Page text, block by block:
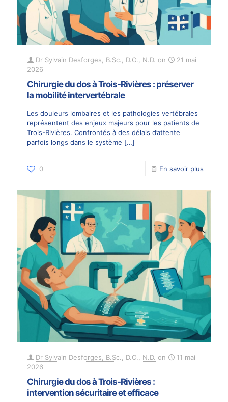
Dr Sylvain Desforges, B.Sc., D.O., N.D. on
21 mai
2026
Chirurgie du dos à Trois-Rivières : préserver
la mobilité intervertébrale
Les douleurs lombaires et les pathologies vertébrales
représentent des enjeux majeurs pour les patients de
Trois-Rivières. Confrontés à des délais d’attente
parfois longs dans le système […]
0 En savoir plus
Dr Sylvain Desforges, B.Sc., D.O., N.D. on
11 mai
2026
Chirurgie du dos à Trois-Rivières :
intervention sécuritaire et efficace